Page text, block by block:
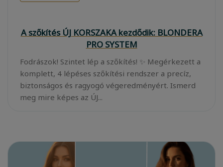
A szőkítés ÚJ KORSZAKA kezdődik: BLONDERA
PRO SYSTEM
Fodrászok! Szintet lép a szőkítés! ✨ Megérkezett a
komplett, 4 lépéses szőkítési rendszer a precíz,
biztonságos és ragyogó végeredményért. Ismerd
meg mire képes az ÚJ...